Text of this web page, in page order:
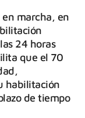
en marcha, en
24 horas
que el 70
habilitación
de tiempo